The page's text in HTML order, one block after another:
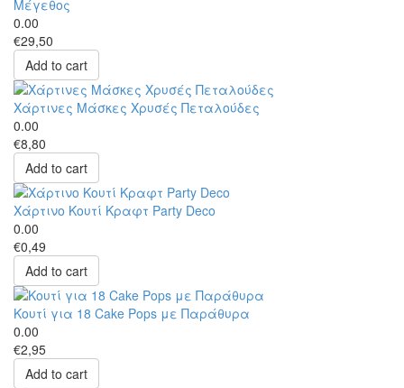
Μέγεθος
0.00
€29,50
Add to cart
Χάρτινες Μάσκες Χρυσές Πεταλούδες
0.00
€8,80
Add to cart
Χάρτινο Κουτί Κραφτ Party Deco
0.00
€0,49
Add to cart
Κουτί για 18 Cake Pops με Παράθυρα
0.00
€2,95
Add to cart